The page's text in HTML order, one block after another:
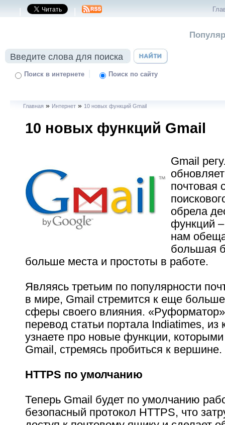
| |
Поиск в интернете | Поиск по сайту
Главная » Интернет » 10 новых функций Gmail
10 новых функций Gmail
Gmail
почтовая
обрела
функций –
нам
большая
больше места и простоты в работе.
Являясь третьим по популярности
в мире, Gmail стремится к еще
сферы своего влияния.
перевод статьи портала Indiatimes, из
узнаете про новые функции,
Gmail, стремясь пробиться к вершине.
HTTPS по умолчанию
Теперь Gmail будет по умолчанию
безопасный протокол HTTPS, что